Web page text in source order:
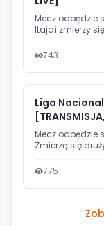
Mecz odbędzie
Itajaí zmierzy
TV CBHB.
743
Liga
Mecz odbędzie
Zmierzą się
YouTube TV
775